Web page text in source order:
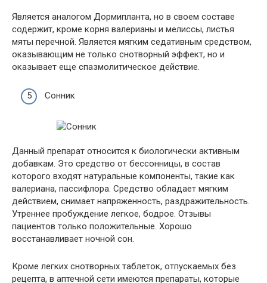
Является аналогом Дормипланта, но в своем составе
содержит, кроме корня валерианы и мелиссы, листья
мяты перечной. Является мягким седативным средством,
оказывающим не только снотворный эффект, но и
оказывает еще спазмолитическое действие.
Сонник
Данный препарат относится к биологически активным
добавкам. Это средство от бессонницы, в состав
которого входят натуральные компоненты, такие как
валериана, пассифлора. Средство обладает мягким
действием, снимает напряженность, раздражительность.
Утреннее пробуждение легкое, бодрое. Отзывы
пациентов только положительные. Хорошо
восстанавливает ночной сон.
Кроме легких снотворных таблеток, отпускаемых без
рецепта, в аптечной сети имеются препараты, которые